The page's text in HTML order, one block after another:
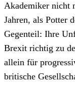
Akademiker nicht
Jahren, als Potter
Gegenteil: Ihre
Brexit richtig zu
allein für
britische